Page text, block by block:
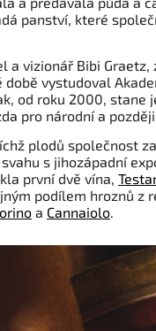
panství, které
a vizionář Bibi
době vystudoval
od roku 2000, stane
pro národní a
plodů společnost
s jihozápadní
první dvě vína,
podílem hroznů z
a Cannaiolo.